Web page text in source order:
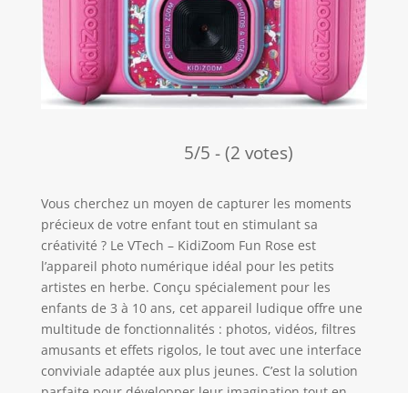
5/5 - (2 votes)
Vous cherchez un moyen de capturer les moments
précieux de votre enfant tout en stimulant sa
créativité ? Le VTech – KidiZoom Fun Rose est
l’appareil photo numérique idéal pour les petits
artistes en herbe. Conçu spécialement pour les
enfants de 3 à 10 ans, cet appareil ludique offre une
multitude de fonctionnalités : photos, vidéos, filtres
amusants et effets rigolos, le tout avec une interface
conviviale adaptée aux plus jeunes. C’est la solution